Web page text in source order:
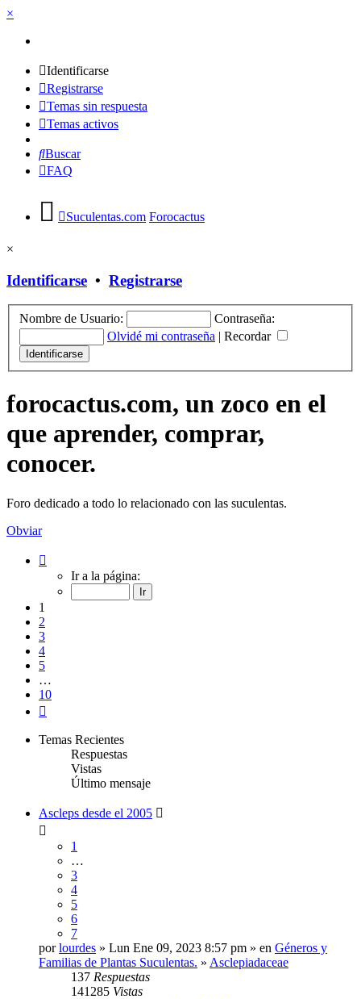
×
Identificarse
Registrarse
Temas sin respuesta
Temas activos
Buscar
FAQ
Suculentas.com Forocactus
×
Identificarse • Registrarse
Nombre de Usuario:
Contraseña:
Olvidé mi contraseña | Recordar
forocactus.com, un zoco en el
que aprender, comprar,
conocer.
Foro dedicado a todo lo relacionado con las suculentas.
Obviar
Ir a la página:
1
2
3
4
5
…
10
Temas Recientes
Respuestas
Vistas
Último mensaje
Ascleps desde el 2005
1
…
3
4
5
6
7
porlourdes » Lun Ene 09, 2023 8:57 pm » en Géneros y
Familias de Plantas Suculentas. » Asclepiadaceae
137 Respuestas
141285 Vistas